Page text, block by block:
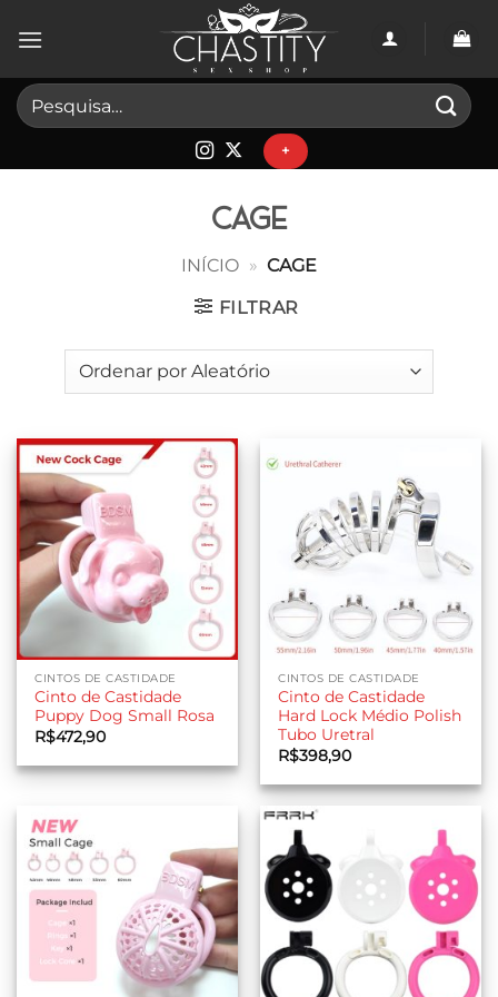
Pesquisar
por:
+
cage
INÍCIO » CAGE
FILTRAR
CINTOS DE CASTIDADE
Cinto de Castidade
Puppy Dog Small Rosa
R$472,90
CINTOS DE CASTIDADE
Cinto de Castidade
Hard Lock Médio Polish
Tubo Uretral
R$398,90